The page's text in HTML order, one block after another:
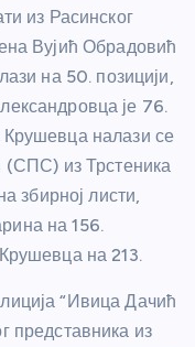
из Расинског
Вујић Обрадовић
на 50. позицији,
је 76.
налази се
(СПС) из Трстеника
збирној листи,
на 156.
на 213.
“Ивица Дачић
представника из